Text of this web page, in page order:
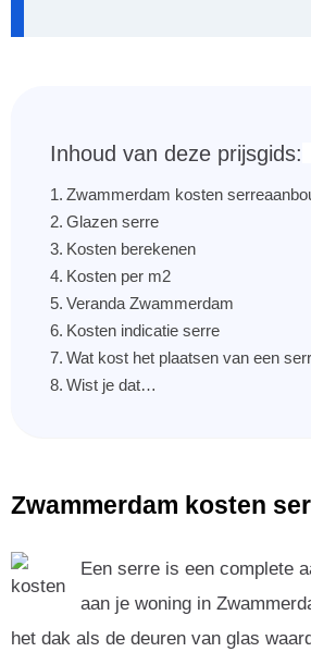
Inhoud van deze prijsgids:
Zwammerdam kosten
Glazen serre
Kosten berekenen
Kosten per m2
Veranda Zwammerdam
Kosten indicatie serre
Wat kost het plaatsen van een
Wist je dat…
Zwammerdam kosten
Een serre is een complete
aan je woning in
het dak als de deuren van glas